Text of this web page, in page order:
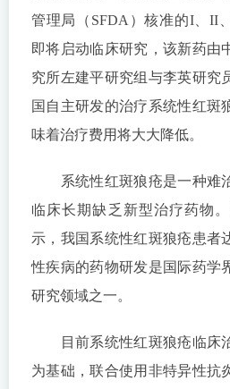
管理局（SFDA）核准的I、II
即将启动临床研究，该新药由
究所左建平研究组与李英研究
国自主研发的治疗系统性红斑
味着治疗费用将大大降低。
系统性红斑狼疮是一种难治
临床长期缺乏新型治疗药物
示，我国系统性红斑狼疮患者
性疾病的药物研发是国际药学
研究领域之一。
目前系统性红斑狼疮临床
为基础，联合使用非特异性抗